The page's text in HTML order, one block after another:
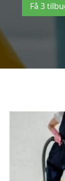
Få 3